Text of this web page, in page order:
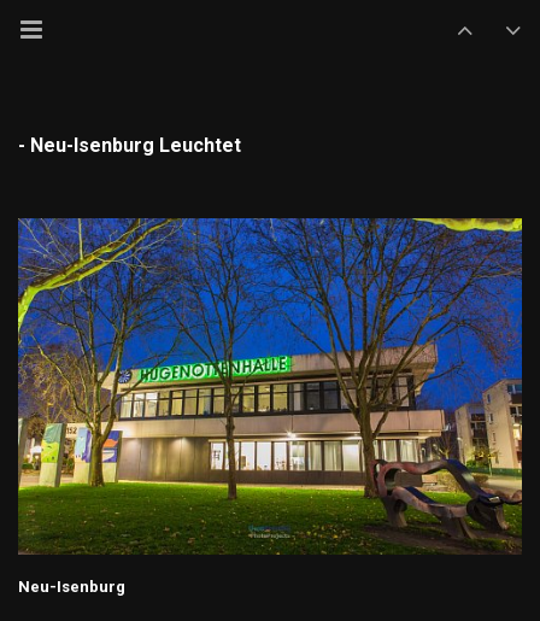
- Neu-Isenburg Leuchtet
Neu-Isenburg